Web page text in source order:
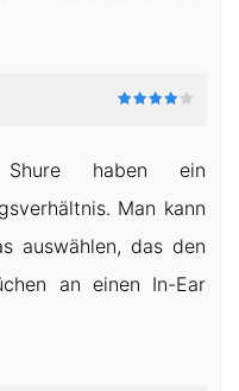
haben ein
Man kann
auswählen, das den
an einen In-Ear